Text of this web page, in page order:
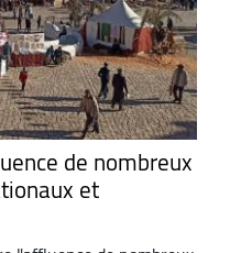
de nombreux
et